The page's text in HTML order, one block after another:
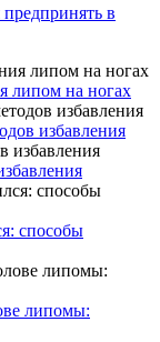
в
липом на ногах
избавления
способы
липомы: